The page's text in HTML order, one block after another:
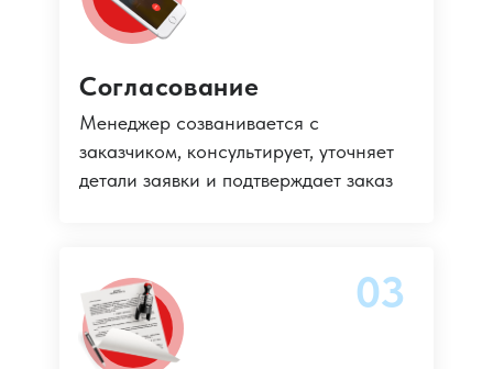
03
Менеджер созванивается с
заказчиком, консультирует, уточняет
детали заявки и подтверждает заказ
Согласование